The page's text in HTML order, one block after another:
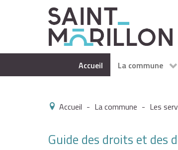
Accueil La commune
Accueil - La commune - Les
Guide des droits et des